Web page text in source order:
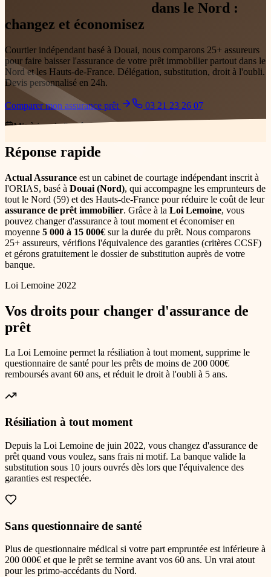
dans le Nord :
changez et économisez
Courtier indépendant basé à Douai, nous comparons 25+ assureurs
pour faire baisser l'assurance de votre prêt immobilier partout dans le
Nord et les Hauts-de-France. Délégation, substitution, droit à l'oubli.
Devis personnalisé en 24h.
Comparer mon assurance prêt
03 21 23 26 07
Mis à jour le 3 août 2026
Réponse rapide
Actual Assurance est un cabinet de courtage indépendant inscrit à
l'ORIAS, basé à Douai (Nord), qui accompagne les emprunteurs de
tout le Nord (59) et des Hauts-de-France pour réduire le coût de leur
assurance de prêt immobilier. Grâce à la Loi Lemoine, vous
pouvez changer d'assurance à tout moment et économiser en
moyenne 5 000 à 15 000€ sur la durée du prêt. Nous comparons
25+ assureurs, vérifions l'équivalence des garanties (critères CCSF)
et gérons gratuitement le dossier de substitution auprès de votre
banque.
Loi Lemoine 2022
Vos droits pour changer d'assurance de
prêt
La Loi Lemoine permet la résiliation à tout moment, supprime le
questionnaire de santé pour les prêts de moins de 200 000€
remboursés avant 60 ans, et réduit le droit à l'oubli à 5 ans.
Résiliation à tout moment
Depuis la Loi Lemoine de juin 2022, vous changez d'assurance de
prêt quand vous voulez, sans frais ni motif. La banque valide la
substitution sous 10 jours ouvrés dès lors que l'équivalence des
garanties est respectée.
Sans questionnaire de santé
Plus de questionnaire médical si votre part empruntée est inférieure à
200 000€ et que le prêt se termine avant vos 60 ans. Un vrai atout
pour les primo-accédants du Nord.